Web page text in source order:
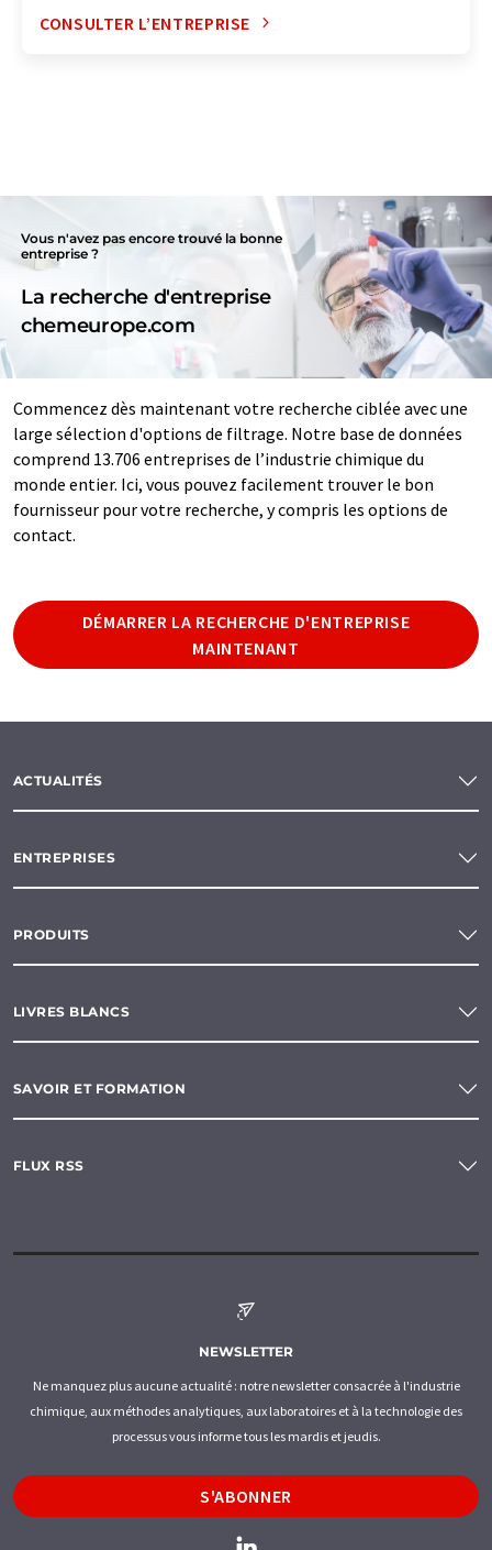
CONSULTER L’ENTREPRISE
Vous n'avez pas encore trouvé la bonne
entreprise ?
La recherche d'entreprise
chemeurope.com
Commencez dès maintenant votre recherche ciblée avec une
large sélection d'options de filtrage. Notre base de données
comprend 13.706 entreprises de l’industrie chimique du
monde entier. Ici, vous pouvez facilement trouver le bon
fournisseur pour votre recherche, y compris les options de
contact.
DÉMARRER LA RECHERCHE D'ENTREPRISE
MAINTENANT
ACTUALITÉS
ENTREPRISES
PRODUITS
LIVRES BLANCS
SAVOIR ET FORMATION
FLUX RSS
NEWSLETTER
Ne manquez plus aucune actualité : notre newsletter consacrée à l'industrie
chimique, aux méthodes analytiques, aux laboratoires et à la technologie des
processus vous informe tous les mardis et jeudis.
S'ABONNER